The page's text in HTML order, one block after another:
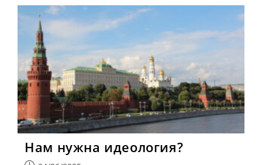
Нам нужна идеология?